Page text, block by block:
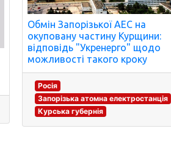
Обмін Запорізької АЕС на
окуповану частину Курщини:
відповідь "Укренерго" щодо
можливості такого кроку
Росія
Запорізька атомна електростанція
Курська губернія